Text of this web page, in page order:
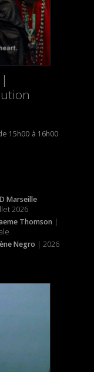
15h00 16h00
Marseille
2026
Thomson |
Negro | 2026